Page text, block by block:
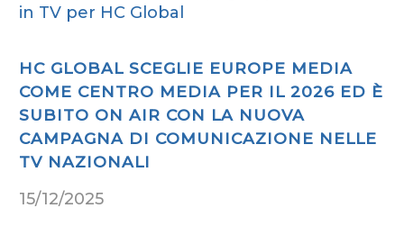
HC GLOBAL SCEGLIE EUROPE MEDIA
COME CENTRO MEDIA PER IL 2026 ED È
SUBITO ON AIR CON LA NUOVA
CAMPAGNA DI COMUNICAZIONE NELLE
TV NAZIONALI
15/12/2025